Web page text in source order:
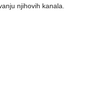
njihovih kanala.